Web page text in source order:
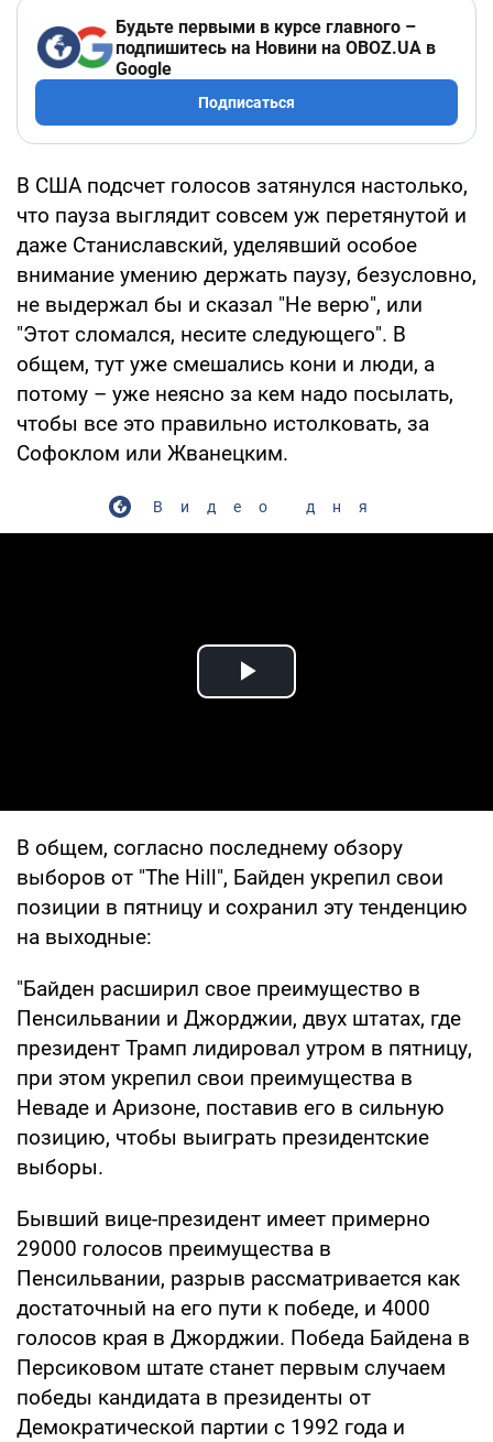
Будьте первыми в курсе главного –
подпишитесь на Новини на OBOZ.UA в
Google
Подписаться
В США подсчет голосов затянулся настолько,
что пауза выглядит совсем уж перетянутой и
даже Станиславский, уделявший особое
внимание умению держать паузу, безусловно,
не выдержал бы и сказал "Не верю", или
"Этот сломался, несите следующего". В
общем, тут уже смешались кони и люди, а
потому – уже неясно за кем надо посылать,
чтобы все это правильно истолковать, за
Софоклом или Жванецким.
Видео дня
Play Video
В общем, согласно последнему обзору
выборов от "The Hill", Байден укрепил свои
позиции в пятницу и сохранил эту тенденцию
на выходные:
"Байден расширил свое преимущество в
Пенсильвании и Джорджии, двух штатах, где
президент Трамп лидировал утром в пятницу,
при этом укрепил свои преимущества в
Неваде и Аризоне, поставив его в сильную
позицию, чтобы выиграть президентские
выборы.
Бывший вице-президент имеет примерно
29000 голосов преимущества в
Пенсильвании, разрыв рассматривается как
достаточный на его пути к победе, и 4000
голосов края в Джорджии. Победа Байдена в
Персиковом штате станет первым случаем
победы кандидата в президенты от
Демократической партии с 1992 года и